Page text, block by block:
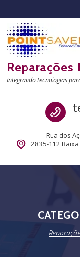
Reparações
Integrando tecnologias
Rua dos
2835-112